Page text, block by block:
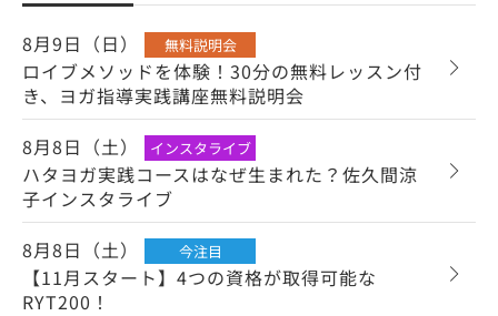
8月9日（日） 無料説明会
ロイブメソッドを体験！30分の無料レッスン付
き、ヨガ指導実践講座無料説明会
8月8日（土）
インスタライブ
ハタヨガ実践コースはなぜ生まれた？佐久間涼
子インスタライブ
8月8日（土）
今注目
【11月スタート】4つの資格が取得可能な
RYT200！